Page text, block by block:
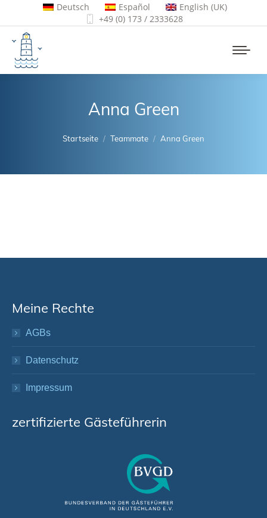
Deutsch Español
English (UK)
+49 (0) 173 / 2333628
Anna Green
Startseite Teammate Anna Green
Meine Rechte
AGBs
Datenschutz
Impressum
zertifizierte Gästeführerin